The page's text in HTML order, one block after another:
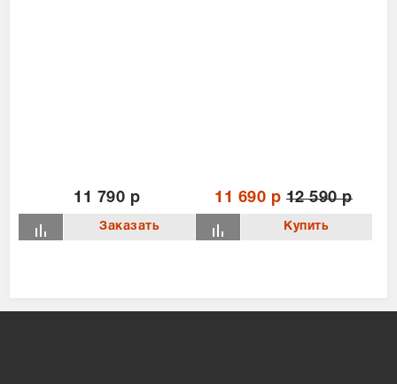
11 790 р 11 690 р 12 590 р